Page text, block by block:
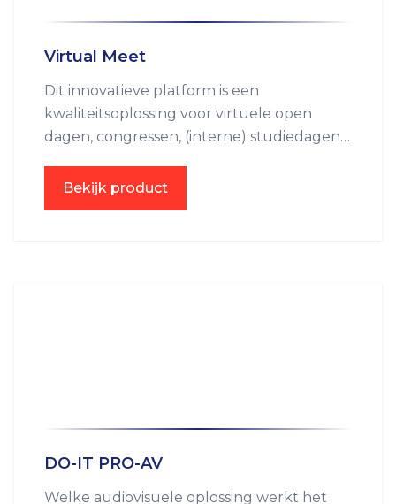
Virtual Meet
Dit innovatieve platform is een
kwaliteitsoplossing voor virtuele open
dagen, congressen, (interne) studiedagen,
Bekijk product
DO-IT PRO-AV
Welke audiovisuele oplossing werkt het